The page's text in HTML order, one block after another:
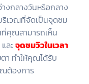
งกลางวันหรือกลาง
เวณที่จัดเป็นจุดชม
ที่คุณสามารถเห็น
ละจุดชมวิวในเวลา
า ทำให้คุณได้รับ
ต้องการ